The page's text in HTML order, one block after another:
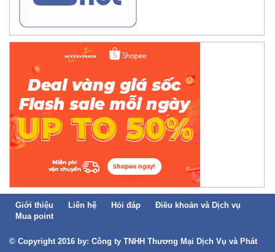
Giới thiệu Liên hệ Hỏi đáp
Điều khoản và Dịch vụ
Mua point
© Copyright 2016 by: Công ty TNHH Thương Mại Dịch Vụ và Phát